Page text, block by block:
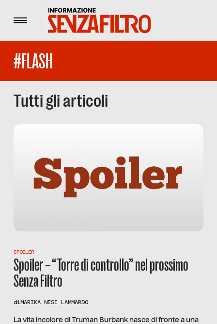
Menu
#FLASH
Tutti gli articoli
SPOILER
Spoiler – “Torre di controllo” nel prossimo
Senza Filtro
diMARIKA NESI LAMMARDO
La vita incolore di Truman Burbank nasce di fronte a una